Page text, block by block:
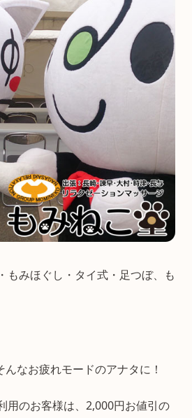
なお疲れモードのアナタに！
用のお客様は、2,000円お値引の